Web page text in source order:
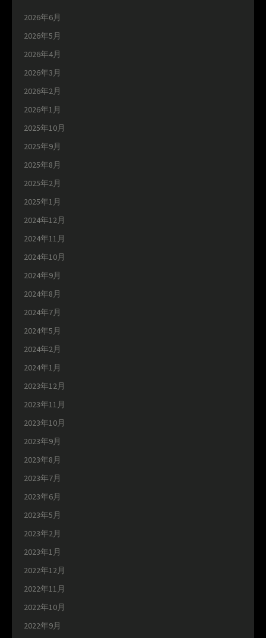
2026年6月
2026年5月
2026年4月
2026年3月
2026年2月
2026年1月
2025年10月
2025年9月
2025年8月
2025年2月
2025年1月
2024年12月
2024年11月
2024年10月
2024年9月
2024年8月
2024年7月
2024年5月
2024年2月
2024年1月
2023年12月
2023年11月
2023年10月
2023年9月
2023年8月
2023年7月
2023年6月
2023年5月
2023年2月
2023年1月
2022年12月
2022年11月
2022年10月
2022年9月